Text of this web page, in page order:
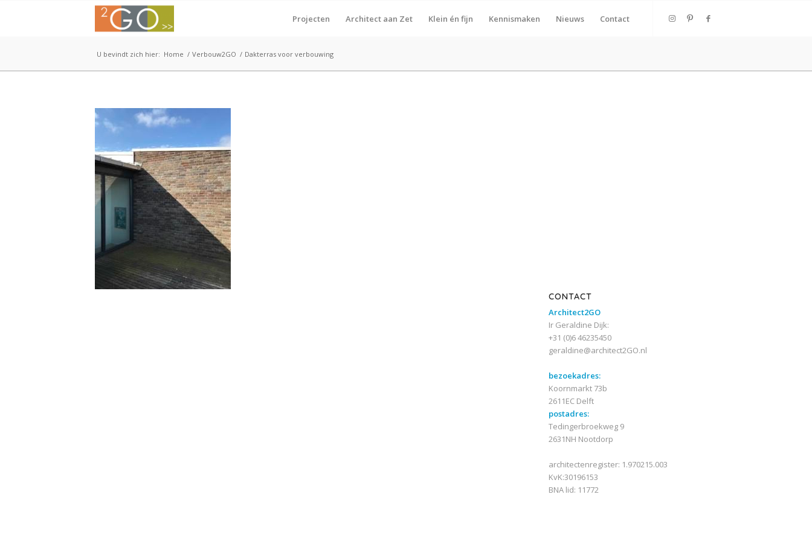
Projecten Architect aan Zet Klein én fijn Kennismaken Nieuws Contact
U bevindt zich hier: Home / Verbouw2GO / Dakterras voor verbouwing
CONTACT
Architect2GO
Ir Geraldine Dijk:
+31 (0)6 46235450
geraldine@architect2GO.nl
bezoekadres:
Koornmarkt 73b
2611EC Delft
postadres:
Tedingerbroekweg 9
2631NH Nootdorp
architectenregister: 1.970215.003
KvK:30196153
BNA lid: 11772